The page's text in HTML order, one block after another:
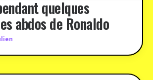
quelques
abdos de Ronaldo